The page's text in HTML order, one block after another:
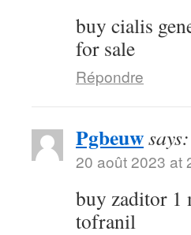
buy cialis
for sale
Répondre
Pgbeuwsays:
20 août 2023 at
buy zaditor 1
tofranil